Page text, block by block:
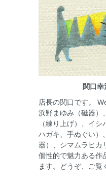
関口幸
店長の関口です。
浜野まゆみ（磁器）
（練り上げ）、イ
ハガキ、手ぬぐい）
器）、シマムラヒカ
個性的で魅力ある作
ます。どうぞ、ご覧